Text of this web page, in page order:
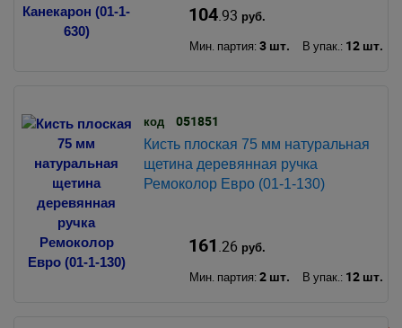
104.93 руб.
Мин. партия: 3 шт. В упак.: 12 шт.
код 051851
Кисть плоская 75 мм натуральная
щетина деревянная ручка
Ремоколор Евро (01-1-130)
161.26 руб.
Мин. партия: 2 шт. В упак.: 12 шт.